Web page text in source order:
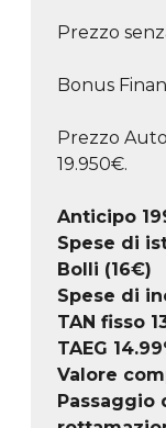
Prezzo
Bonus
Prezzo
19.950€.
Anticipo
Spese di
Bolli (16€)
Spese di
TAN fisso
TAEG 14.99
Valore
Passaggio